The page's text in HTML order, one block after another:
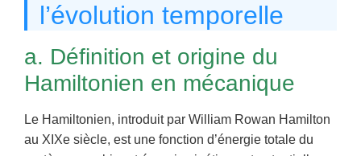
l’évolution temporelle
a. Définition et origine du
Hamiltonien en mécanique
Le Hamiltonien, introduit par William Rowan Hamilton
au XIXe siècle, est une fonction d’énergie totale du